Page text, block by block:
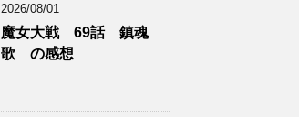
2026/08/01
魔女大戦 69話 鎮魂
歌 の感想